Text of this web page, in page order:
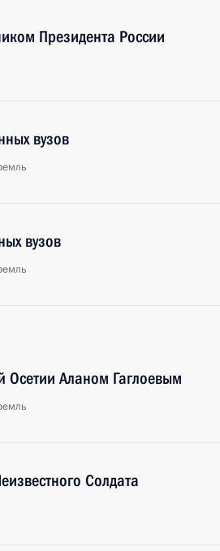
Президента России
вузов
вузов
Осетии Аланом Гаглоевым
Солдата